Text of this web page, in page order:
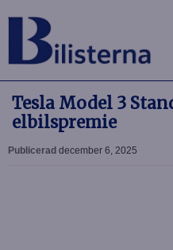
Tesla Model 3
elbilspremie
Publicerad december 6, 2025